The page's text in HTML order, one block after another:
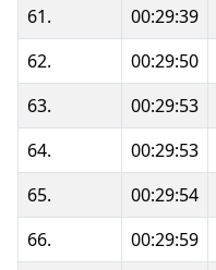
61.
00:29:39
62.
00:29:50
63.
00:29:53
64.
00:29:53
65.
00:29:54
66.
00:29:59